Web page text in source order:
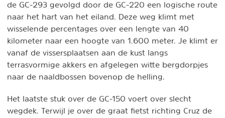
de GC-293 gevolgd door de GC-220 een logische route
naar het hart van het eiland. Deze weg klimt met
wisselende percentages over een lengte van 40
kilometer naar een hoogte van 1.600 meter. Je klimt er
vanaf de vissersplaatsen aan de kust langs
terrasvormige akkers en afgelegen witte bergdorpjes
naar de naaldbossen bovenop de helling.
Het laatste stuk over de GC-150 voert over slecht
wegdek. Terwijl je over de graat fietst richting Cruz de